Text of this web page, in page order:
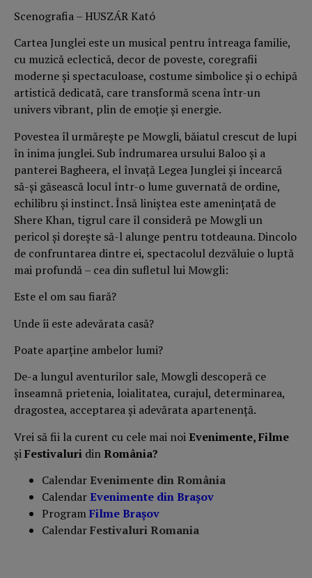
Scenografia – HUSZÁR Kató
Cartea Junglei este un musical pentru întreaga familie,
cu muzică eclectică, decor de poveste, coregrafii
moderne și spectaculoase, costume simbolice și o echipă
artistică dedicată, care transformă scena într-un
univers vibrant, plin de emoție și energie.
Povestea îl urmărește pe Mowgli, băiatul crescut de lupi
în inima junglei. Sub îndrumarea ursului Baloo și a
panterei Bagheera, el învață Legea Junglei și încearcă
să-și găsească locul într-o lume guvernată de ordine,
echilibru și instinct. Însă liniștea este amenințată de
Shere Khan, tigrul care îl consideră pe Mowgli un
pericol și dorește să-l alunge pentru totdeauna. Dincolo
de confruntarea dintre ei, spectacolul dezvăluie o luptă
mai profundă – cea din sufletul lui Mowgli:
Este el om sau fiară?
Unde îi este adevărata casă?
Poate aparține ambelor lumi?
De-a lungul aventurilor sale, Mowgli descoperă ce
înseamnă prietenia, loialitatea, curajul, determinarea,
dragostea, acceptarea și adevărata apartenență.
Vrei să fii la curent cu cele mai noiEvenimente, Filme
șiFestivaluri dinRomânia?
Calendar Evenimente din România
CalendarEvenimente din Braşov
ProgramFilme Brașov
CalendarFestivaluri Romania